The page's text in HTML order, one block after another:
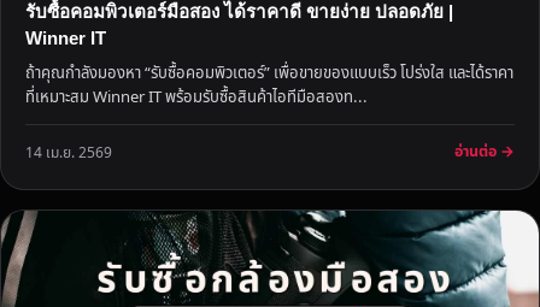
รับซื้อคอมพิวเตอร์มือสอง ได้ราคาดี ขายง่าย ปลอดภัย |
Winner IT
ถ้าคุณกำลังมองหา “รับซื้อคอมพิวเตอร์” เพื่อขายของแบบเร็ว โปร่งใส และได้ราคา
ที่เหมาะสม Winner IT พร้อมรับซื้อสินค้าไอทีมือสองท...
14 เม.ย. 2569 อ่านต่อ →